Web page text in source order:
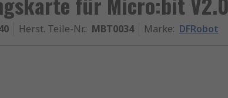
Herst. Teile-Nr.: MBT0034 Marke: DFRobot